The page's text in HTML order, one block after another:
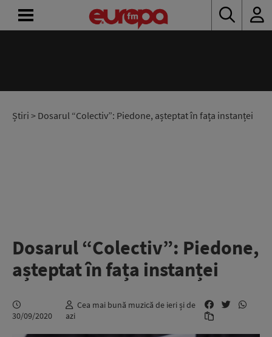
Știri > Dosarul “Colectiv”: Piedone, așteptat în fața instanței
Dosarul “Colectiv”: Piedone,
așteptat în fața instanței
30/09/2020
Cea mai bună muzică de ieri și de
azi
RADIO